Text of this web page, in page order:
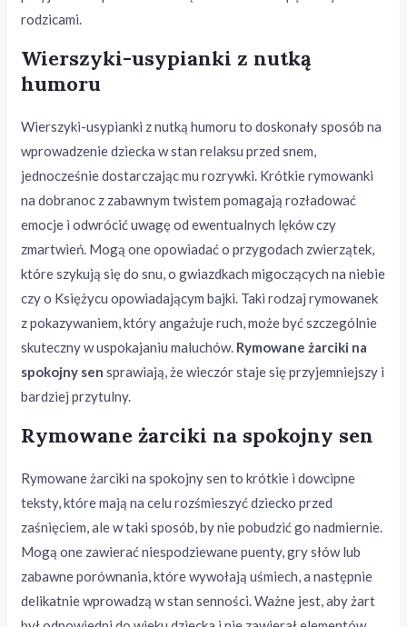
rodzicami.
Wierszyki-usypianki z nutką
humoru
Wierszyki-usypianki z nutką humoru to doskonały sposób na
wprowadzenie dziecka w stan relaksu przed snem,
jednocześnie dostarczając mu rozrywki. Krótkie rymowanki
na dobranoc z zabawnym twistem pomagają rozładować
emocje i odwrócić uwagę od ewentualnych lęków czy
zmartwień. Mogą one opowiadać o przygodach zwierzątek,
które szykują się do snu, o gwiazdkach migoczących na niebie
czy o Księżycu opowiadającym bajki. Taki rodzaj rymowanek
z pokazywaniem, który angażuje ruch, może być szczególnie
skuteczny w uspokajaniu maluchów. Rymowane żarciki na
spokojny sen sprawiają, że wieczór staje się przyjemniejszy i
bardziej przytulny.
Rymowane żarciki na spokojny sen
Rymowane żarciki na spokojny sen to krótkie i dowcipne
teksty, które mają na celu rozśmieszyć dziecko przed
zaśnięciem, ale w taki sposób, by nie pobudzić go nadmiernie.
Mogą one zawierać niespodziewane puenty, gry słów lub
zabawne porównania, które wywołają uśmiech, a następnie
delikatnie wprowadzą w stan senności. Ważne jest, aby żart